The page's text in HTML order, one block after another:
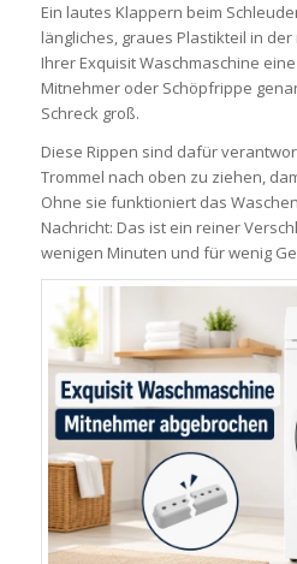
Ein lautes Klappern beim
längliches, graues Plastikteil in
Ihrer Exquisit Waschmaschine
Mitnehmer oder Schöpfrippe
Schreck groß.
Diese Rippen sind dafür
Trommel nach oben zu ziehen,
Ohne sie funktioniert das
Nachricht: Das ist ein reiner
wenigen Minuten und für wenig